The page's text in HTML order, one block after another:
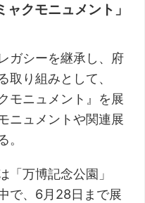
クモニュメント」
ガシーを継承し、府
取り組みとして、
モニュメント』を展
ニュメントや関連展
。
「万博記念公園」
で、6月28日まで展